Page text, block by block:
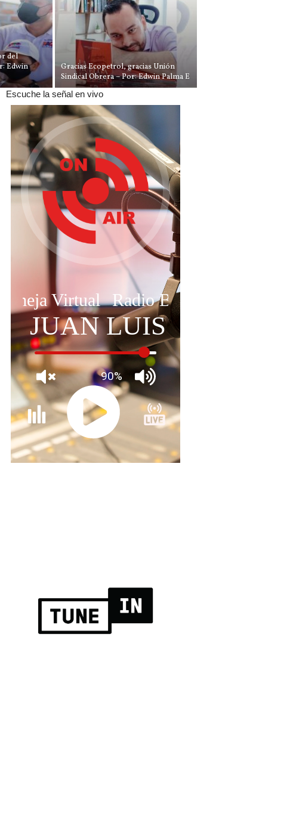
del
Edwin
Gracias Ecopetrol, gracias Unión
Sindical Obrera – Por: Edwin Palma E
Escuche la señal en vivo